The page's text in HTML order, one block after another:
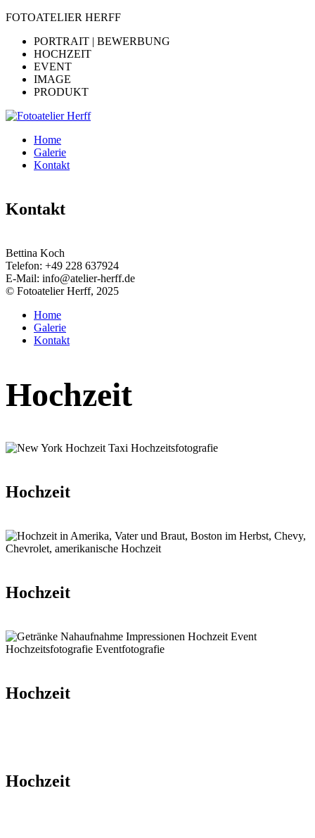
FOTOATELIER HERFF
PORTRAIT | BEWERBUNG
HOCHZEIT
EVENT
IMAGE
PRODUKT
Home
Galerie
Kontakt
Kontakt
Bettina Koch
Telefon: +49 228 637924
E-Mail: info@atelier-herff.de
© Fotoatelier Herff, 2025
Home
Galerie
Kontakt
Hochzeit
Hochzeit
Hochzeit
Hochzeit
Hochzeit